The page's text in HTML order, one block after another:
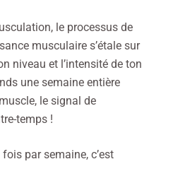
le processus de
musculaire s’étale sur
niveau et l’intensité de ton
une semaine entière
le signal de
temps !
par semaine, c’est